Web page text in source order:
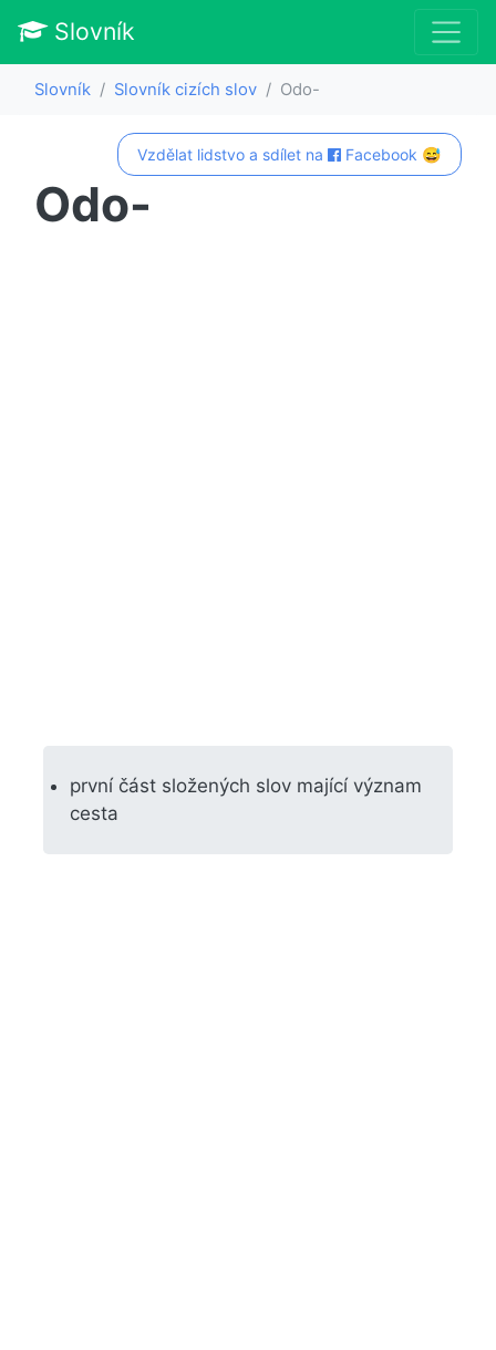
Slovník
Slovník Slovník cizích slov Odo-
Vzdělat lidstvo a sdílet na Facebook 😅
Odo-
první část složených slov mající význam
cesta